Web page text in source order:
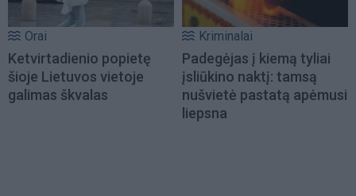
Orai
Ketvirtadienio popietę
šioje Lietuvos vietoje
galimas škvalas
Kriminalai
Padegėjas į kiemą tyliai
įsliūkino naktį: tamsą
nušvietė pastatą apėmusi
liepsna